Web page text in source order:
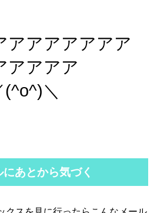
アアアアアアア
アアアア
＼
あとから気づく